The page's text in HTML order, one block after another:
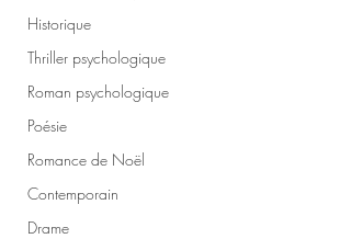
Historique
Thriller psychologique
Roman psychologique
Poésie
Romance de Noël
Contemporain
Drame